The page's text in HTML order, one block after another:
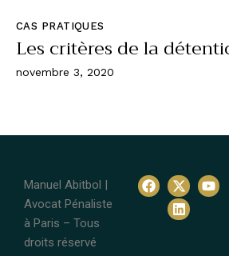
CAS PRATIQUES
Les critères de la
novembre 3, 2020
Manuel Abitbol |
Avocat Pénaliste
à Paris – Tous
droits réservé